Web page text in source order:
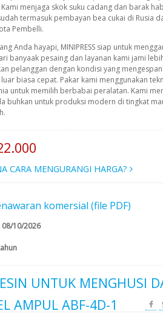
menjaga skok suku cadang dan barak
termasuk pembayan bea cukai di Rusia
Pembelli.
Anda hayapi, MINIPRESS siap untuk
banyaak pesaing dan layanan kami jami
pelanggan dengan kondisi yang
biasa cepat. Pakar kami menggunakan
untuk memilih berbabai peralatan. Kami
buhkan untuk produksi modern di tingkat
CARA MENGURANGI HARGA?
komersial (file PDF)
08/10/2026
UNTUK MENGHUSI
AMPUL ABF-4D-1